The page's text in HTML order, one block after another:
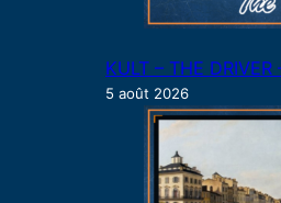
KULT – THE DRIVER
5 août 2026